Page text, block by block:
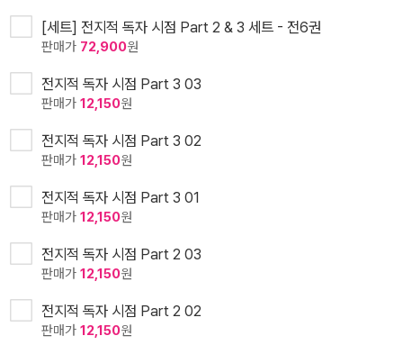
[세트] 전지적 독자 시점 Part 2 & 3 세트 - 전6권
판매가 72,900원
전지적 독자 시점 Part 3 03
판매가 12,150원
전지적 독자 시점 Part 3 02
판매가 12,150원
전지적 독자 시점 Part 3 01
판매가 12,150원
전지적 독자 시점 Part 2 03
판매가 12,150원
전지적 독자 시점 Part 2 02
판매가 12,150원